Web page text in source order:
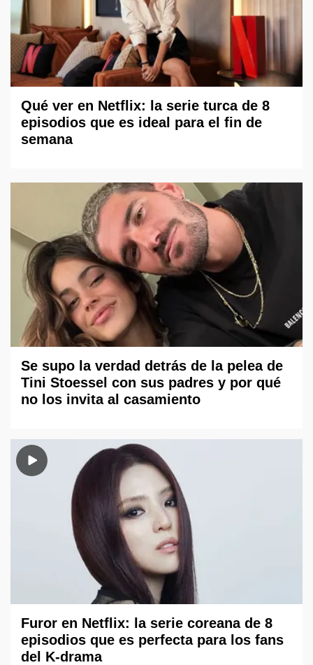
Qué ver en Netflix: la serie turca de 8
episodios que es ideal para el fin de
semana
Se supo la verdad detrás de la pelea de
Tini Stoessel con sus padres y por qué
no los invita al casamiento
Furor en Netflix: la serie coreana de 8
episodios que es perfecta para los fans
del K-drama